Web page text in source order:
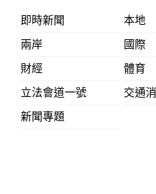
即時新聞
本地
兩岸
國際
財經
體育
立法會道一號
交通
新聞專題